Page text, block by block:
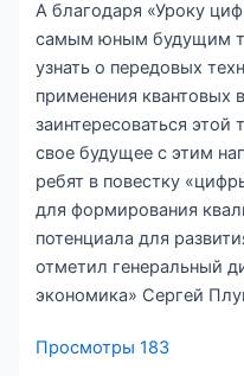
А благодаря «Уроку
самым юным будущим
узнать о передовых
применения квантовых
заинтересоваться
свое будущее с этим
ребят в повестку
для формирования
потенциала для
отметил генеральный
экономика» Сергей
Просмотры 183